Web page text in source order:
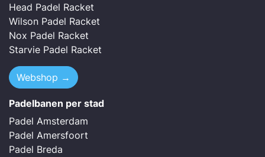
Head Padel Racket
Wilson Padel Racket
Nox Padel Racket
Starvie Padel Racket
Webshop →
Padelbanen per stad
Padel Amsterdam
Padel Amersfoort
Padel Breda